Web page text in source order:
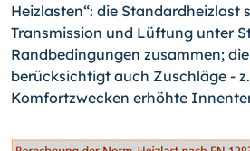
Heizlasten“: die Standardheizlast
Transmission und Lüftung unter
Randbedingungen zusammen;
berücksichtigt auch Zuschläge -
Komfortzwecken erhöhte